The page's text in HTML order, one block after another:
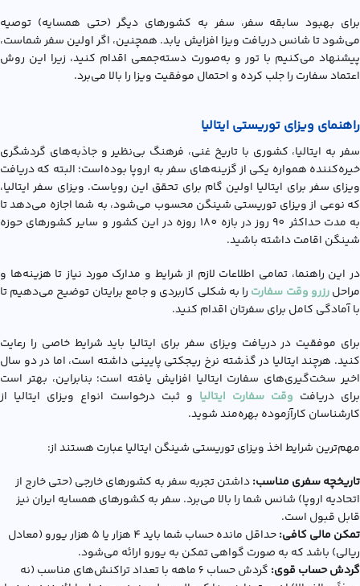
برای بهبود سابقه سفر، سفر به کشورهای دیگر (حتی همسایه) توصیه
می‌شود تا شانس دریافت ویزا افزایش یابد. همچنین، اگر اولین سفر شماست،
پیشنهاد می‌کنیم با تور و به‌صورت دسته‌جمعی اقدام کنید، زیرا این روش
اعتماد سفارت را جلب کرده و احتمال موفقیت ویزا را بالا می‌برد.
راهنمای ویزای توریستی ایتالیا
سفر به ایتالیا، کشوری با تاریخ غنی، فرهنگ بی‌نظیر و جاذبه‌های گردشگری
خیره‌کننده همواره یکی از گزینه‌های سفر به اروپا بوده‌است؛ البته که دریافت
ویزای سفر برای ایتالیا اولین گام برای تحقق این رویاست. ویزای سفر ایتالیا،
که نوعی از ویزای توریستی شینگن محسوب می‌شود، به شما اجازه می‌دهد تا
به مدت حداکثر 90 روز در بازه 180 روزه در این کشور و سایر کشورهای حوزه
شینگن اقامت داشته باشید.
در این راهنما، تمامی اطلاعات لازم از شرایط و مدارک مورد نیاز تا هزینه‌ها و
مراحلرزرو وقت سفارت را به شکلی کاربردی و جامع برایتان توضیح می‌دهیم تا
با آمادگی کامل برای سفرتان اقدام کنید.
برای موفقیت در دریافت ویزای سفر برای ایتالیا باید شرایط خاصی را رعایت
کنید. هرچند ایتالیا در گذشته نرخ ریجکتی پایینی داشته است، اما در دو سال
اخیر سخت‌گیری‌های سفارت ایتالیا افزایش یافته است؛ بنابراین، بهتر است
برای دریافت وقت سفارت ایتالیا و ثبت درخواست انواع ویزای ایتالیا از
کارشناسان کارآزموده بهره‌مند شوید.
مهم‌ترین شرایط اخذ ویزای توریستی شینگن ایتالیا عبارت هستند از:
تاریخچه سفری مناسب:داشتن تجربه سفر به کشورهای خارجی (حتی خارج از
اتحادیه اروپا) شانس شما را بالا می‌برد. سفر به کشورهای همسایه ایران نیز
قابل قبول است.
تمکن مالی کافی:
حداقل مانده حساب شما باید 4 هزار یا 5 هزار یورو (معادل
ریالی) باشد که به صورت گواهی تمکن به یورو ارائه می‌شود.
گردش حساب قوی:
گردش حساب 6 ماهه با تعداد تراکنش‌های مناسب (نه